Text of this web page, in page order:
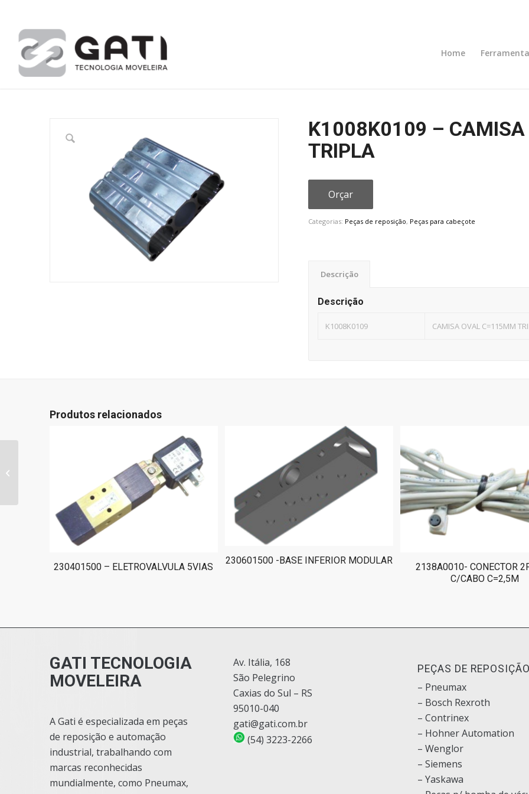
Home
K1008K0109 –
TRIPLA
Orçar
Categorias: Peças de reposição, Peças para cabeçote
Descrição
Descrição
K1008K0109 CAMISA OVAL C=115MM
Produtos relacionados
230401500 – ELETROVALVULA 5VIAS
230601500 -BASE INFERIOR MODULAR
2138A0010- CONECTOR
C/CABO C=2,5M
GATI TECNOLOGIA
MOVELEIRA
A Gati é especializada em peças
de reposição e automação
industrial, trabalhando com
marcas reconhecidas
mundialmente, como Pneumax,
Av. Itália, 168
São Pelegrino
Caxias do Sul – RS
95010-040
gati@gati.com.br
(54) 3223-2266
PEÇAS DE
– Pneumax
– Bosch Rexroth
–Contrinex
– Hohner Automation
– Wenglor
– Siemens
–Yaskawa